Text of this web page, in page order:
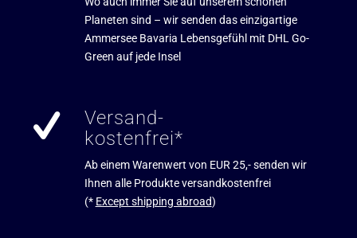
Planeten sind – wir senden das einzigartige
Ammersee Bavaria Lebensgefühl mit DHL Go-
Green auf jede Insel
Versand-
kostenfrei*
Ab einem Warenwert von EUR 25,- senden wir
Ihnen alle Produkte versandkostenfrei
(* Except shipping abroad)